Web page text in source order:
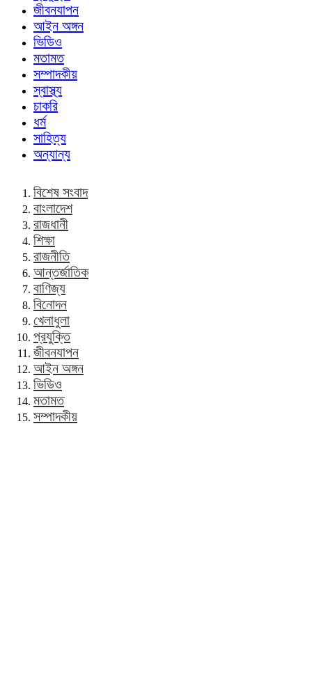
জীবনযাপন
আইন অঙ্গন
ভিডিও
মতামত
সম্পাদকীয়
স্বাস্থ্য
চাকরি
ধর্ম
সাহিত্য
অন্যান্য
বিশেষ সংবাদ
বাংলাদেশ
রাজধানী
শিক্ষা
রাজনীতি
আন্তর্জাতিক
বাণিজ্য
বিনোদন
খেলাধুলা
প্রযুক্তি
জীবনযাপন
আইন অঙ্গন
ভিডিও
মতামত
সম্পাদকীয়